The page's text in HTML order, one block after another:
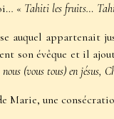
« Tahiti les fruits…
auquel
son évêque et il
(vous tous) en jésus,
Marie, une